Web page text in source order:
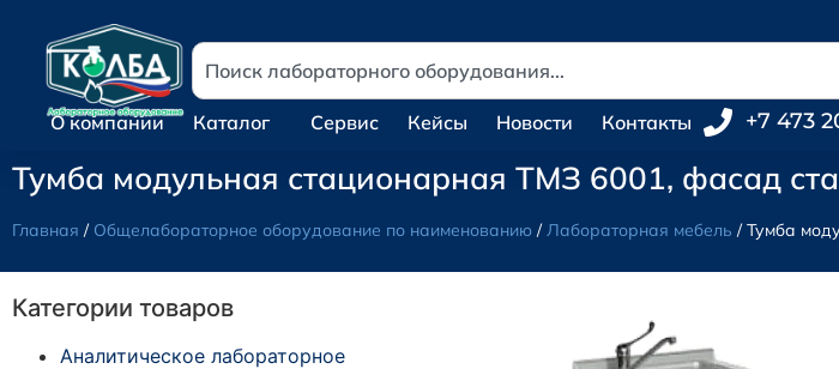
О компании Каталог Сервис Кейсы Новости Контакты +7 473
Тумба модульная стационарная ТМЗ 6001, фасад
Главная / Общелабораторное оборудование по наименованию /Лабораторная мебель / Тумба
Категории товаров
Аналитическое лабораторное